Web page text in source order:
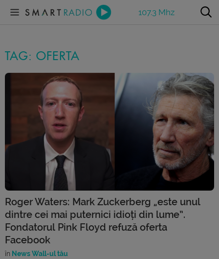
107.3 Mhz
TAG: OFERTA
Roger Waters: Mark Zuckerberg „este unul
dintre cei mai puternici idioți din lume”.
Fondatorul Pink Floyd refuză oferta
Facebook
în News Wall-ul tău